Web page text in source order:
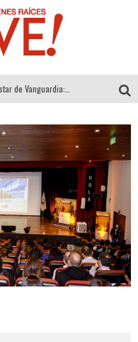
Alexandra Bedoya – La Constancia detrás de La Paletería